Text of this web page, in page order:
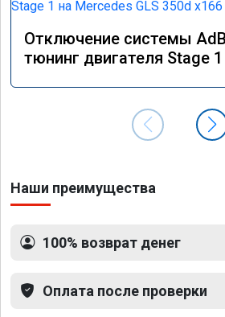
Отключение системы
тюнинг двигателя Stage
Наши преимущества
100% возврат денег
Оплата после проверки